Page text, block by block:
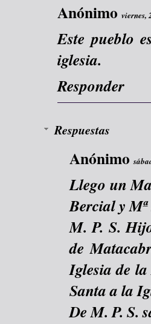
Anónimo viernes,
Este pueblo
iglesia.
Responder
Respuestas
Anónimo
Llego un
Bercial y Mª
M. P. S.
de
Iglesia de
Santa a la
De M. P. S.